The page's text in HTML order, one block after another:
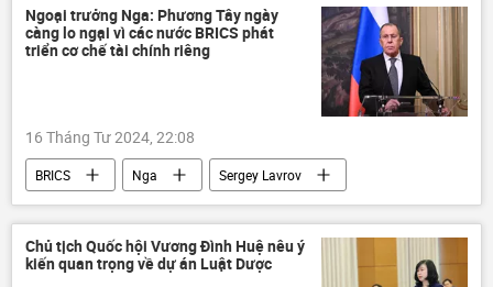
Ukraina
Maria Zakharova
Bộ Ngoại giao Nga
Vladimir Zelensky
Ngoại trưởng Nga: Phương Tây ngày
càng lo ngại vì các nước BRICS phát
triển cơ chế tài chính riêng
16 Tháng Tư 2024, 22:08
BRICS Nga
Sergey Lavrov
phương Tây
Chính trị Thế giới
Chủ tịch Quốc hội Vương Đình Huệ nêu ý
kiến quan trọng về dự án Luật Dược